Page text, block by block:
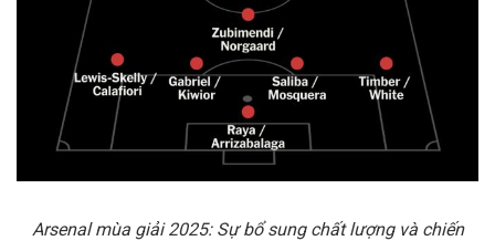
Arsenal mùa giải 2025: Sự bổ sung chất lượng và chiến